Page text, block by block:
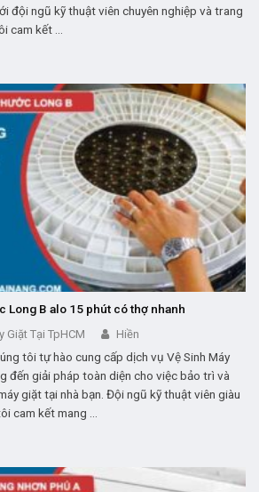
đội ngũ kỹ thuật viên chuyên nghiệp và trang
cam kết ...
Long B alo 15 phút có thợ nhanh
Giặt Tại TpHCM Hiền
tôi tự hào cung cấp dịch vụ Vệ Sinh Máy
đến giải pháp toàn diện cho việc bảo trì và
giặt tại nhà bạn. Đội ngũ kỹ thuật viên giàu
cam kết mang ...